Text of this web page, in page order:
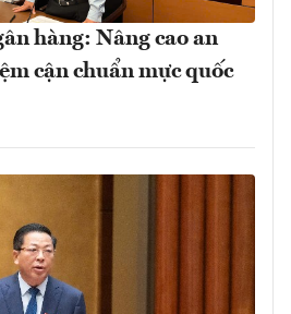
hàng: Nâng cao an
cận chuẩn mực quốc